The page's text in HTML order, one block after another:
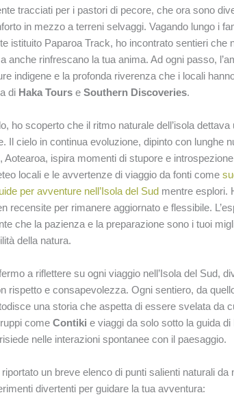
tracciati per i pastori di pecore, che ora sono
in mezzo a terreni selvaggi. Vagando lungo i
istituito Paparoa Track, ho incontrato sentieri che
anche rinfrescano la tua anima. Ad ogni passo,
indigene e la profonda riverenza che i locali
di Haka Tours eSouthern Discoveries.
ho scoperto che il ritmo naturale dell’isola
Il cielo in continua evoluzione, dipinto con lunghe
Aotearoa, ispira momenti di stupore e
locali e le avvertenze di viaggio da fonti come
per avventure nell’Isola del Sud mentre esplori.
recensite per rimanere aggiornato e flessibile.
che la pazienza e la preparazione sono i tuoi
della natura.
a riflettere su ogni viaggio nell’Isola del Sud,
rispetto e consapevolezza. Ogni sentiero, da
una storia che aspetta di essere svelata da
comeContiki e viaggi da solo sotto la guida di
nelle interazioni spontanee con il paesaggio.
un breve elenco di punti salienti naturali da
divertenti per guidare la tua avventura: